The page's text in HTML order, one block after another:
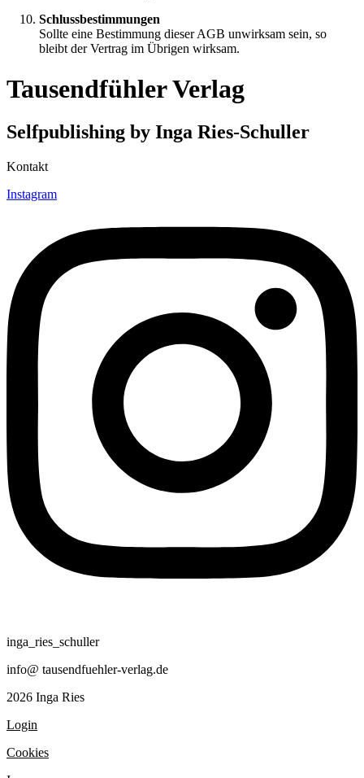
Schlussbestimmungen
Sollte eine Bestimmung dieser AGB unwirksam sein, so
bleibt der Vertrag im Übrigen wirksam.
Tausendfühler Verlag
Selfpublishing by Inga Ries-Schuller
Kontakt
Instagram
inga_ries_schuller
info@ tausendfuehler-verlag.de
2026 Inga Ries
Login
Cookies